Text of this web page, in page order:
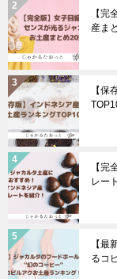
【完
産ま
【保
【完
レー
【最
るコ